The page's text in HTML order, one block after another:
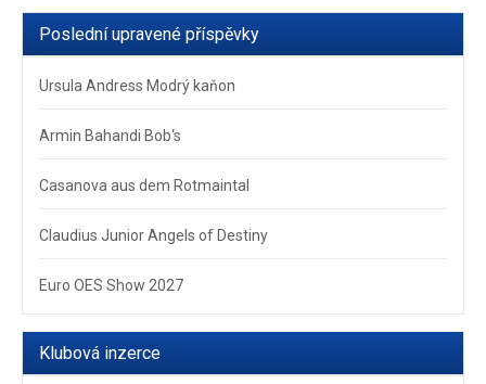
Poslední upravené příspěvky
Ursula Andress Modrý kaňon
Armin Bahandi Bob‘s
Casanova aus dem Rotmaintal
Claudius Junior Angels of Destiny
Euro OES Show 2027
Klubová inzerce